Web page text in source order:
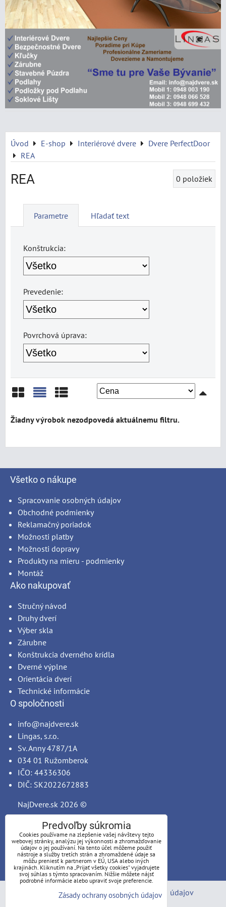
Úvod E-shop Interiérové dvere
Dvere PerfectDoor
REA
REA 0 položiek
Parametre Hľadať text
Konštrukcia:
Prevedenie:
Povrchová úprava:
Mriežka
Všetko o nákupe
Spracovanie osobných údajov
Obchodné podmienky
Reklamačný poriadok
Možnosti platby
Možnosti dopravy
Produkty na mieru - podmienky
Montáž
Ako nakupovať
Stručný návod
Druhy dverí
Výber skla
Zárubne
Konštrukcia dverného krídla
Dverné výplne
Orientácia dverí
Technické informácie
O spoločnosti
info@najdvere.sk
Lingas, s.r.o.
Sv. Anny 4787/1A
034 01 Ružomberok
IČO: 44336306
DIČ: SK2022672883
NajDvere.sk 2026 ©
Predvoľby súkromia
Zásady ochrany osobných údajov
Predvoľby súkromia
Cookies používame na zlepšenie vašej návštevy tejto
webovej stránky, analýzu jej výkonnosti a zhromažďovanie
údajov o jej používaní. Na tento účel môžeme použiť
nástroje a služby tretích strán a zhromaždené údaje sa
môžu preniesť k partnerom v EÚ, USA alebo iných
krajinách. Kliknutím na „Prijať všetky cookies“ vyjadrujete
svoj súhlas s týmto spracovaním. Nižšie môžete nájsť
podrobné informácie alebo upraviť svoje preferencie.
Zásady ochrany osobných údajov